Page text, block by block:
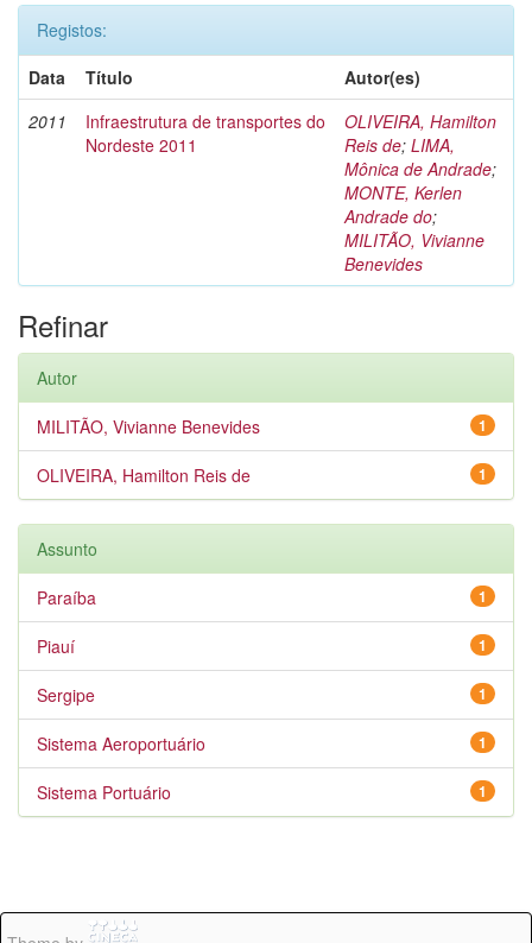
Registos:
Data
Título
Autor(es)
2011
Infraestrutura de transportes do
Nordeste 2011
OLIVEIRA, Hamilton
Reis de; LIMA,
Mônica de Andrade;
MONTE, Kerlen
Andrade do;
MILITÃO, Vivianne
Benevides
Refinar
Autor
1
MILITÃO, Vivianne Benevides
1
OLIVEIRA, Hamilton Reis de
Assunto
1
Paraíba
1
Piauí
1
Sergipe
1
Sistema Aeroportuário
1
Sistema Portuário